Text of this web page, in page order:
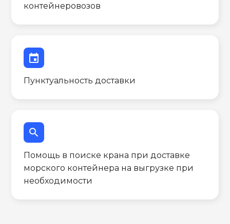
контейнеровозов
event
Пунктуальность доставки
search
Помощь в поиске крана при доставке
морского контейнера на выгрузке при
необходимости